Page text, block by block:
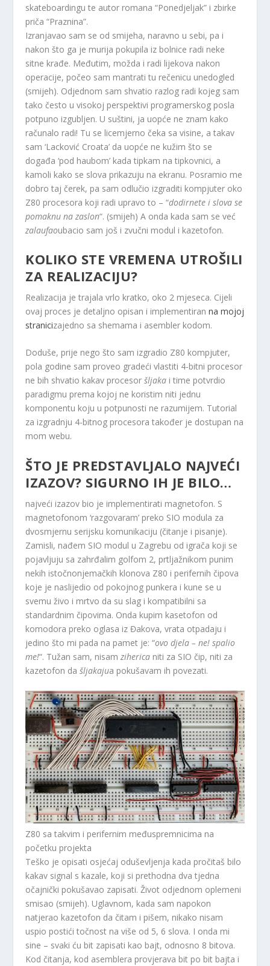
skateboardingu te autor romana “Ponedjeljak” i zbirke
priča “Praznina”.
Izranjavao sam se od smijeha, naravno u sebi, pa i
nakon što ga je murija pokupila iz bolnice radi neke
sitne krađe. Međutim, možda i radi lijekova nakon
operacije, počeo sam mantrati tu rečenicu unedogled
(smijeh). Odjednom sam shvatio razlog radi kojeg sam
tako često u visokoj perspektivi programerskog posla
potpuno izgubljen. U suštini, ja uopće ne znam kako
računalo radi! Tu se licemjerno čeka sa visine, a takav
sam ‘Lacković Croata’ da uopće ne kužim što se
događa ‘pod haubom’ kada tipkam na tipkovnici, a
kamoli kako se slova prikazuju na ekranu. Posramio me
dobro taj čerek, pa sam odlučio izgraditi kompjuter oko
Z80 procesora koji radi upravo to – “dodirnete i slova se
pomaknu na zaslon“. (smijeh) A onda kada sam se već
zalaufaoubacio sam još i zvučni modul i kazetofon.
KOLIKO STE VREMENA UTROŠILI
ZA REALIZACIJU?
Realizacija je trajala vrlo kratko, oko 2 mjeseca. Cijeli
ovaj proces je detaljno opisan i implementiranna mojoj
stranicizajedno sa shemama i asembler kodom.
Doduše, prije nego što sam izgradio Z80 kompjuter,
pola godine sam proveo gradeći vlastiti 4-bitni procesor
ne bih shvatio kakav procesoršljaka i time potvrdio
paradigmu prema kojoj ne koristim niti jednu
komponentu koju u potpunosti ne razumijem. Tutorial
za izgradnju 4-bitnog procesora također je dostupan na
mom webu.
ŠTO JE PREDSTAVLJALO NAJVEĆI
IZAZOV? SIGURNO IH JE BILO…
najveći izazov bio je implementirati magnetofon. S
magnetofonom ‘razgovaram’ preko SIO modula za
dvosmjernu serijsku komunikaciju (čitanje i pisanje).
Zamisli, nađem SIO modul u Zagrebu od igrača koji se
pojavljuju sa zahrđalim golfom 2, prtljažnikom punim
nekih istočnonjemačkih klonova Z80 i perifernih čipova
koje je naslijedio od pokojnog punkera i kune se u
svemu živo i mrtvo da su slag i kompatibilni sa
standardnim čipovima. Onda kupim kasetofon od
komodora preko oglasa iz Đakova, vrata otpadaju i
jedino što mi pada na pamet je: “ovo djela – ne! spalio
me!“. Tužan sam, nisamziherica niti za SIO čip, niti za
kazetofon da šljakajua pokušavam ih povezati.
Z80 sa takvim i perifernim međuspremnicima na
početku projekta
Teško je opisati osjećaj oduševljenja kada pročitaš bilo
kakav signal s kazale, koji si prethodna dva tjedna
očajnički pokušavao zapisati. Život odjednom oplemeni
smisao (smijeh). Uglavnom, kada sam napokon
natjerao kazetofon da čitam i pišem, nikako nisam
uspio postići točnost na više od 5, 6 slova. I onda mi
sine – svaki ću bit zapisati kao bajt, odnosno 8 bitova.
Kod čitanja, kod asemblera provjerava bit po bit bajta i